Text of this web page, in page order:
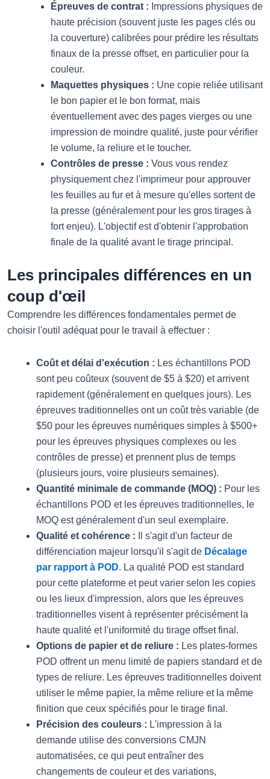
Épreuves de contrat : Impressions physiques de
haute précision (souvent juste les pages clés ou
la couverture) calibrées pour prédire les résultats
finaux de la presse offset, en particulier pour la
couleur.
Maquettes physiques : Une copie reliée utilisant
le bon papier et le bon format, mais
éventuellement avec des pages vierges ou une
impression de moindre qualité, juste pour vérifier
le volume, la reliure et le toucher.
Contrôles de presse : Vous vous rendez
physiquement chez l'imprimeur pour approuver
les feuilles au fur et à mesure qu'elles sortent de
la presse (généralement pour les gros tirages à
fort enjeu). L'objectif est d'obtenir l'approbation
finale de la qualité avant le tirage principal.
Les principales différences en un
coup d'œil
Comprendre les différences fondamentales permet de
choisir l'outil adéquat pour le travail à effectuer :
Coût et délai d'exécution : Les échantillons POD
sont peu coûteux (souvent de $5 à $20) et arrivent
rapidement (généralement en quelques jours). Les
épreuves traditionnelles ont un coût très variable (de
$50 pour les épreuves numériques simples à $500+
pour les épreuves physiques complexes ou les
contrôles de presse) et prennent plus de temps
(plusieurs jours, voire plusieurs semaines).
Quantité minimale de commande (MOQ) : Pour les
échantillons POD et les épreuves traditionnelles, le
MOQ est généralement d'un seul exemplaire.
Qualité et cohérence : Il s'agit d'un facteur de
différenciation majeur lorsqu'il s'agit de Décalage
par rapport à POD. La qualité POD est standard
pour cette plateforme et peut varier selon les copies
ou les lieux d'impression, alors que les épreuves
traditionnelles visent à représenter précisément la
haute qualité et l'uniformité du tirage offset final.
Options de papier et de reliure : Les plates-formes
POD offrent un menu limité de papiers standard et de
types de reliure. Les épreuves traditionnelles doivent
utiliser le même papier, la même reliure et la même
finition que ceux spécifiés pour le tirage final.
Précision des couleurs : L'impression à la
demande utilise des conversions CMJN
automatisées, ce qui peut entraîner des
changements de couleur et des variations,